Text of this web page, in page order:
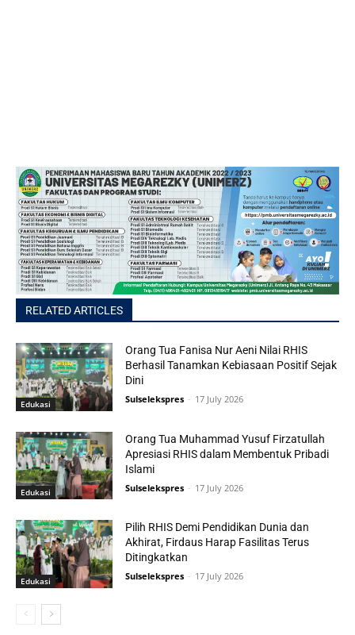
RELATED ARTICLES
Edukasi
Orang Tua Fanisa Nur Aeni Nilai RHIS
Berhasil Tanamkan Kebiasaan Positif Sejak
Dini
Sulselekspres - 17 July 2026
Edukasi
Orang Tua Muhammad Yusuf Firzatullah
Apresiasi RHIS dalam Membentuk Pribadi
Islami
Sulselekspres - 17 July 2026
Edukasi
Pilih RHIS Demi Pendidikan Dunia dan
Akhirat, Firdaus Harap Fasilitas Terus
Ditingkatkan
Sulselekspres - 17 July 2026